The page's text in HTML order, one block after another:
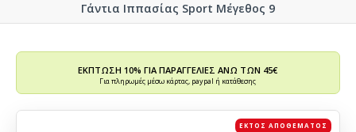
Γάντια Ιππασίας Sport Μέγεθος 9
ΕΚΠΤΩΣΗ 10% ΓΙΑ ΠΑΡΑΓΓΕΛΙΕΣ ΑΝΩ ΤΩΝ 45€
Για πληρωμές μέσω κάρτας, paypal ή κατάθεσης
ΕΚΤΌΣ ΑΠΟΘΈΜΑΤΟΣ